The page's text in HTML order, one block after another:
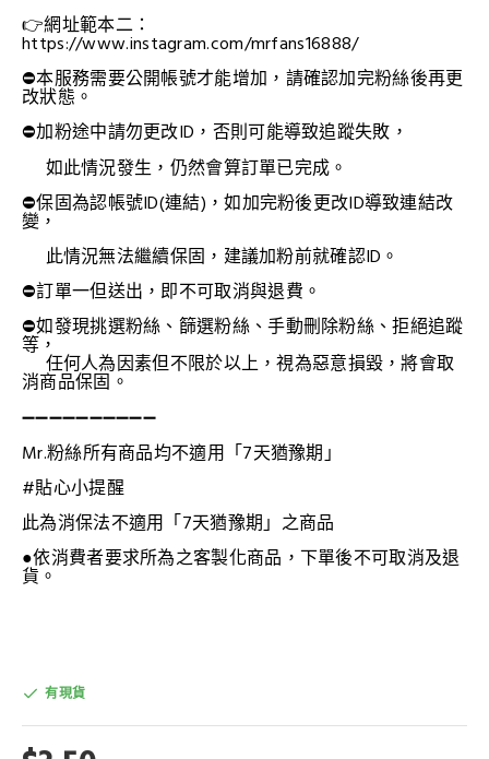
👉網址範本二：
https://www.instagram.com/mrfans16888/
⛔本服務需要公開帳號才能增加，請確認加完粉絲後再更
改狀態 。
⛔加粉途中請勿更改ID ， 否則可能導致追蹤失敗，
如此情況發生，仍然會算訂單已完成 。
⛔保固為認帳號ID(連結)，如加完粉後更改ID導致連結改
變，
此情況無法繼續保固，建議加粉前就確認ID。
⛔訂單一但送出，即不可取消與退費。
⛔如發現挑選粉絲、篩選粉絲、手動刪除粉絲、拒絕追蹤
等，
任何人為因素但不限於以上，視為惡意損毀，將會取
消商品保固。
➖➖➖➖➖➖➖➖➖➖
Mr.粉絲所有商品均不適用「7天猶豫期」
#貼心小提醒
此為消保法不適用「7天猶豫期」之商品
●依消費者要求所為之客製化商品，下單後不可取消及退
貨。
有現貨